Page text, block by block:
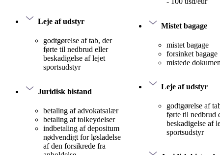
Leje af udstyr
godtgørelse af tab, der
førte til nedbrud eller
beskadigelse af lejet
sportsudstyr
Juridisk bistand
betaling af advokatsalær
betaling af tolkeydelser
indbetaling af depositum
nødvendigt for løsladelse
af den forsikrede fra
Mistet bagage
mistet bagage
forsinket bagage
mistede
Leje af udstyr
godtgørelse af
førte til nedbrud
beskadigelse af
sportsudstyr